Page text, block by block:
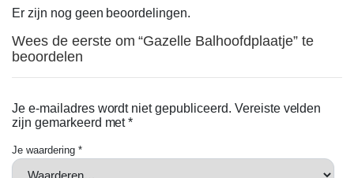
Er zijn nog geen beoordelingen.
Wees de eerste om “Gazelle Balhoofdplaatje” te
beoordelen
Je e-mailadres wordt niet gepubliceerd. Vereiste velden
zijn gemarkeerd met*
Je waardering *